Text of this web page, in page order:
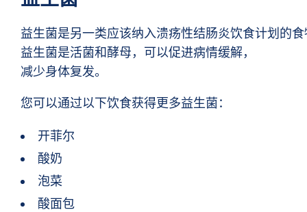
益生菌是另一类应该纳入溃疡性结肠炎饮食计划的
益生菌是活菌和酵母，可以促进病情缓解，
减少身体复发。
您可以通过以下饮食获得更多益生菌：
开菲尔
酸奶
泡菜
酸面包